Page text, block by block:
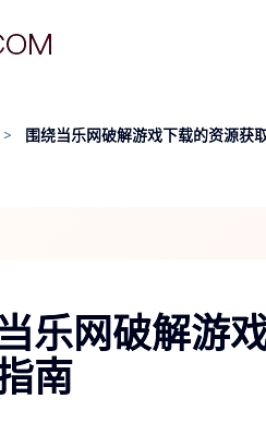
> 围绕当乐网破解游戏下载的资源获
乐网破解游
南